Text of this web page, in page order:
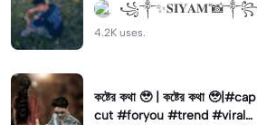
4.2K uses.
কষ্টের কথা 🥹 | কষ্টের কথা 🥹|#cap
cut #foryou #trend #viral